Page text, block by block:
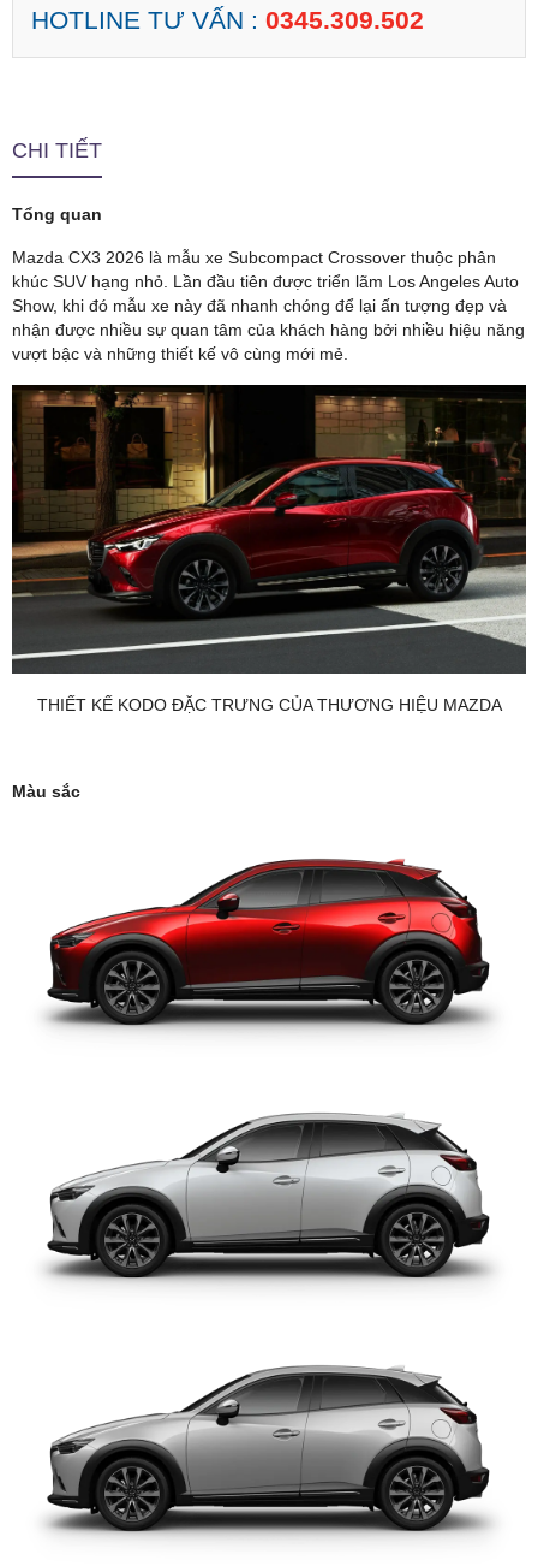
HOTLINE TƯ VẤN : 0345.309.502
CHI TIẾT
Tổng quan
Mazda CX3 2026 là mẫu xe Subcompact Crossover thuộc phân
khúc SUV hạng nhỏ. Lần đầu tiên được triển lãm Los Angeles Auto
Show, khi đó mẫu xe này đã nhanh chóng để lại ấn tượng đẹp và
nhận được nhiều sự quan tâm của khách hàng bởi nhiều hiệu năng
vượt bậc và những thiết kế vô cùng mới mẻ.
THIẾT KẾ KODO ĐẶC TRƯNG CỦA THƯƠNG HIỆU MAZDA
Màu sắc